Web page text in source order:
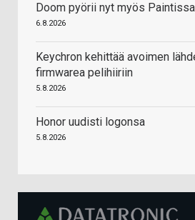
Doom pyörii nyt myös Paintissa
6.8.2026
Keychron kehittää avoimen
firmwarea pelihiiriin
5.8.2026
Honor uudisti logonsa
5.8.2026